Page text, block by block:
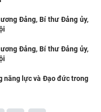
Đảng, Bí thư Đảng ủy,
Đảng, Bí thư Đảng ủy,
năng lực và Đạo đức trong